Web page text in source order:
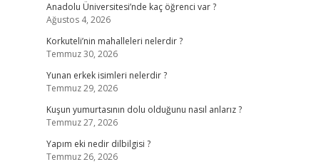
Anadolu Üniversitesi’nde kaç öğrenci var ?
Ağustos 4, 2026
Korkuteli’nin mahalleleri nelerdir ?
Temmuz 30, 2026
Yunan erkek isimleri nelerdir ?
Temmuz 29, 2026
Kuşun yumurtasının dolu olduğunu nasıl anlarız ?
Temmuz 27, 2026
Yapım eki nedir dilbilgisi ?
Temmuz 26, 2026